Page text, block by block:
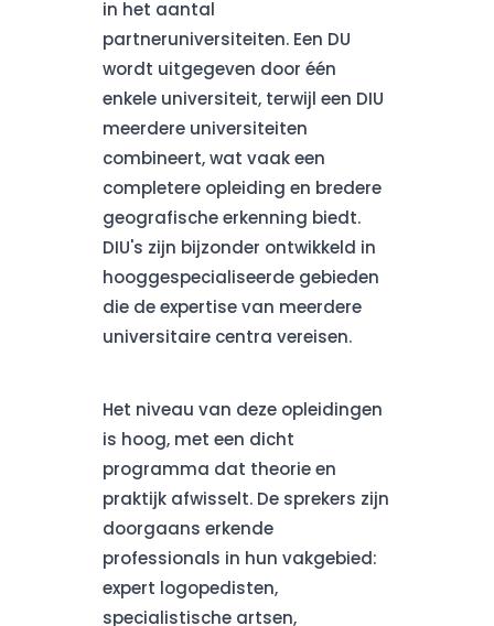
in het aantal
partneruniversiteiten. Een DU
wordt uitgegeven door één
enkele universiteit, terwijl een DIU
meerdere universiteiten
combineert, wat vaak een
completere opleiding en bredere
geografische erkenning biedt.
DIU's zijn bijzonder ontwikkeld in
hooggespecialiseerde gebieden
die de expertise van meerdere
universitaire centra vereisen.
Het niveau van deze opleidingen
is hoog, met een dicht
programma dat theorie en
praktijk afwisselt. De sprekers zijn
doorgaans erkende
professionals in hun vakgebied:
expert logopedisten,
specialistische artsen,